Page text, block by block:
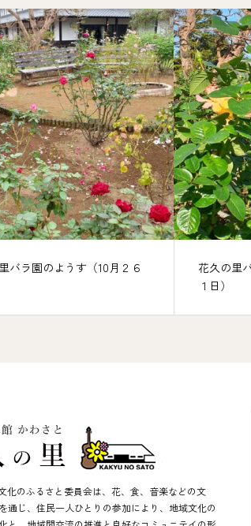
花久の里バラ園のようす（１０月３
化のふるさと委員会は、花、食、音楽などの文
通じ、住民一人ひとりの参加により、地域文化の